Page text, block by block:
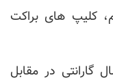
کلیپ های براکت
پنلی سانیکا دارای 12 سال گارانتی در مقابل